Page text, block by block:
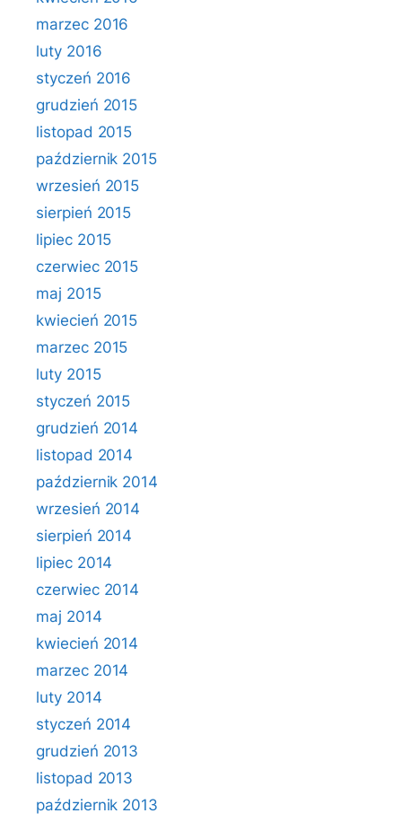
marzec 2016
luty 2016
styczeń 2016
grudzień 2015
listopad 2015
październik 2015
wrzesień 2015
sierpień 2015
lipiec 2015
czerwiec 2015
maj 2015
kwiecień 2015
marzec 2015
luty 2015
styczeń 2015
grudzień 2014
listopad 2014
październik 2014
wrzesień 2014
sierpień 2014
lipiec 2014
czerwiec 2014
maj 2014
kwiecień 2014
marzec 2014
luty 2014
styczeń 2014
grudzień 2013
listopad 2013
październik 2013